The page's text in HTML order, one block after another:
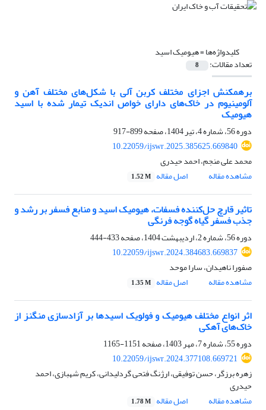
کلیدواژه‌ها =هیومیک اسید
تعداد مقالات: 8
برهمکنش اجزای مختلف کربن آلی با شکل‌های مختلف آهن و
آلومینیوم در خاک‌های دارای خواص اندیک تیمار شده با اسید
هیومیک
دوره 56، شماره 4، تیر 1404، صفحه
899-917
10.22059/ijswr.2025.385625.669840
محمد علی منجم، احمد حیدری
مشاهده مقاله
اصل مقاله 1.52 M
تاثیر قارچ حل‌کننده فسفات، هیومیک اسید و منابع فسفر بر رشد و
جذب فسفر گیاه گوجه فرنگی
دوره 56، شماره 2، اردیبهشت 1404، صفحه
433-444
10.22059/ijswr.2024.384683.669837
صفورا ناهیدان، سارا موحد
مشاهده مقاله
اصل مقاله 1.35 M
اثر انواع مختلف هیومیک و فولویک اسیدها بر آزادسازی منگنز از
خاک‌های آهکی
دوره 55، شماره 7، مهر 1403، صفحه
1151-1165
10.22059/ijswr.2024.377108.669721
زهره برزگر، حسن توفیقی، ارژنگ فتحی گردلیدانی، کریم شهبازی، احمد
حیدری
مشاهده مقاله
اصل مقاله 1.78 M